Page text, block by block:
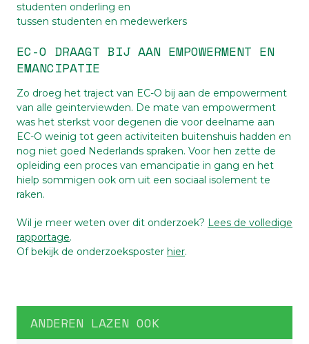
studenten onderling en
tussen studenten en medewerkers
EC-O DRAAGT BIJ AAN EMPOWERMENT EN
EMANCIPATIE
Zo droeg het traject van EC-O bij aan de empowerment
van alle geinterviewden. De mate van empowerment
was het sterkst voor degenen die voor deelname aan
EC-O weinig tot geen activiteiten buitenshuis hadden en
nog niet goed Nederlands spraken. Voor hen zette de
opleiding een proces van emancipatie in gang en het
hielp sommigen ook om uit een sociaal isolement te
raken.
Wil je meer weten over dit onderzoek? Lees de volledige
rapportage.
Of bekijk de onderzoeksposter hier.
ANDEREN LAZEN OOK